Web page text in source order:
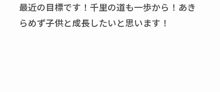
最近の目標です！千里の道も一歩から！あき
らめず子供と成長したいと思います！